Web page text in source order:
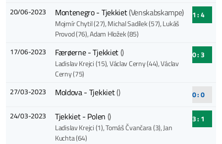
20/06-2023 Montenegro - Tjekkiet(Venskabskampe)
Mojmír Chytil (27), Michal Sadílek (57), Lukáš
Provod (76), Adam Hložek (85)
1 : 4
17/06-2023 Færøerne - Tjekkiet()
Ladislav Krejci (15), Václav Cerny (44), Václav
Cerny (75)
0 : 3
27/03-2023 Moldova - Tjekkiet() 0 : 0
24/03-2023 Tjekkiet - Polen ()
Ladislav Krejci (1), Tomáš Čvančara (3), Jan
Kuchta (64)
3 : 1